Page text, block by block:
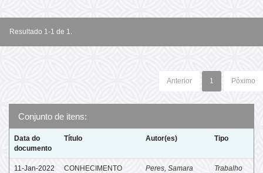
Resultado 1-1 de 1.
Anterior 1 Póximo
Conjunto de itens:
Data do
documento
Título Autor(es) Tipo
11-Jan-2022
CONHECIMENTO
Peres, Samara
Trabalho